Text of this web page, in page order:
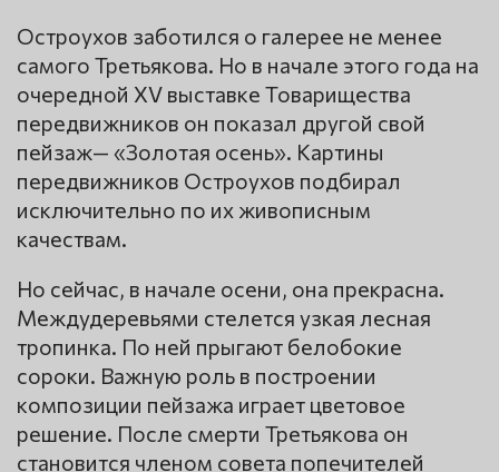
Остроухов заботился о галерее не менее
самого Третьякова. Но в начале этого года на
очередной XV выставке Товарищества
передвижников он показал другой свой
пейзаж— «Золотая осень». Картины
передвижников Остроухов подбирал
исключительно по их живописным
качествам.
Но сейчас, в начале осени, она прекрасна.
Междудеревьями стелется узкая лесная
тропинка. По ней прыгают белобокие
сороки. Важную роль в построении
композиции пейзажа играет цветовое
решение. После смерти Третьякова он
становится членом совета попечителей